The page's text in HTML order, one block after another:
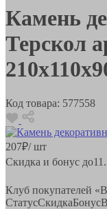
Камень
Терскол
Код товара: 577558
207₽/ шт
Скидка и бонус до
Клуб покупателей
СтатусСкидкаБонус